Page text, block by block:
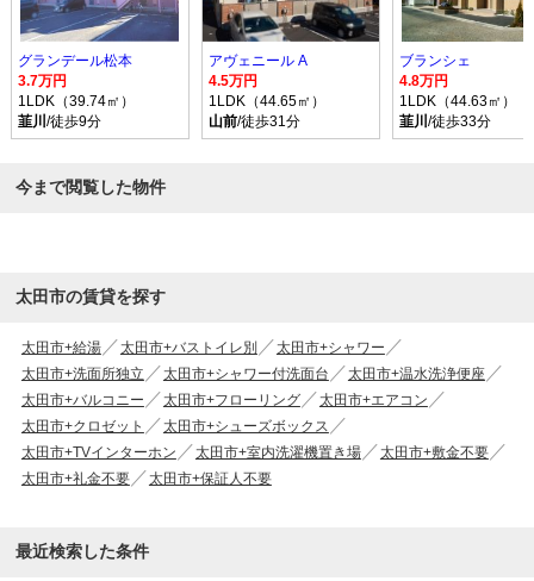
グランデール松本
3.7万円
1LDK（39.74㎡）
韮川 /徒歩9分
アヴェニール A
4.5万円
1LDK（44.65㎡）
山前/徒歩31分
ブランシェ
4.8万円
1LDK（44.63㎡）
韮川 /徒歩33分
今まで閲覧した物件
太田市の賃貸を探す
太田市+給湯 太田市+バストイレ別
太田市+シャワー
太田市+洗面所独立
太田市+シャワー付洗面台
太田市+温水洗浄便座
太田市+バルコニー
太田市+フローリング
太田市+エアコン
太田市+クロゼット
太田市+シューズボックス
太田市+TVインターホン
太田市+室内洗濯機置き場
太田市+敷金不要
太田市+礼金不要
太田市+保証人不要
最近検索した条件